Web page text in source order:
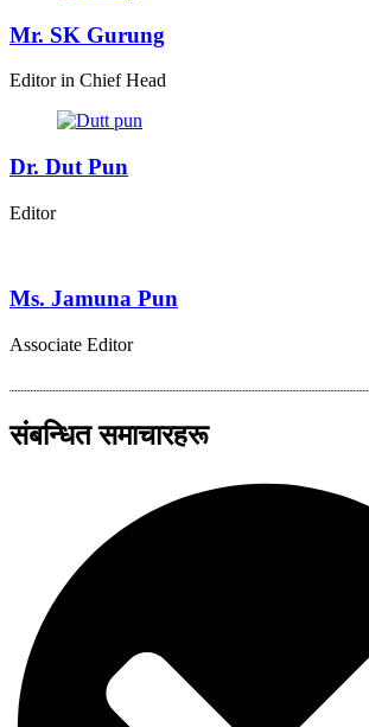
Mr. SK Gurung
Editor in Chief Head
Dr. Dut Pun
Editor
Ms. Jamuna Pun
Associate Editor
संबन्धित समाचारहरू